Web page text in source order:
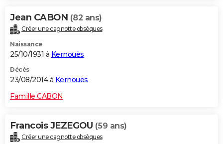
Jean CABON (82 ans)
Créer une cagnotte obsèques
Naissance
25/10/1931 à Kernouës
Décès
23/08/2014 à Kernouës
Famille CABON
Francois JEZEGOU (59 ans)
Créer une cagnotte obsèques